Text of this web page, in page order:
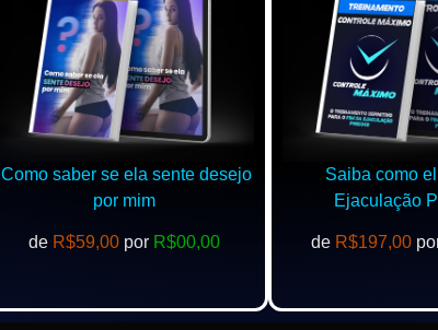
Como saber se ela sente desejo
por mim
de R$59,00 por R$00,00
Saiba como
Ejaculação
de R$197,00